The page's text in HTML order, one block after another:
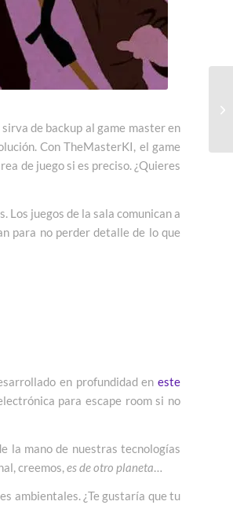
sirva de backup al game master en
Con TheMasterKI, el game
de juego si es preciso. ¿Quieres
Los juegos de la sala comunican a
para no perder detalle de lo que
en profundidad eneste
para escape room si no
la mano de nuestras tecnologías
creemos, es de otro planeta
ambientales. ¿Te gustaría que tu